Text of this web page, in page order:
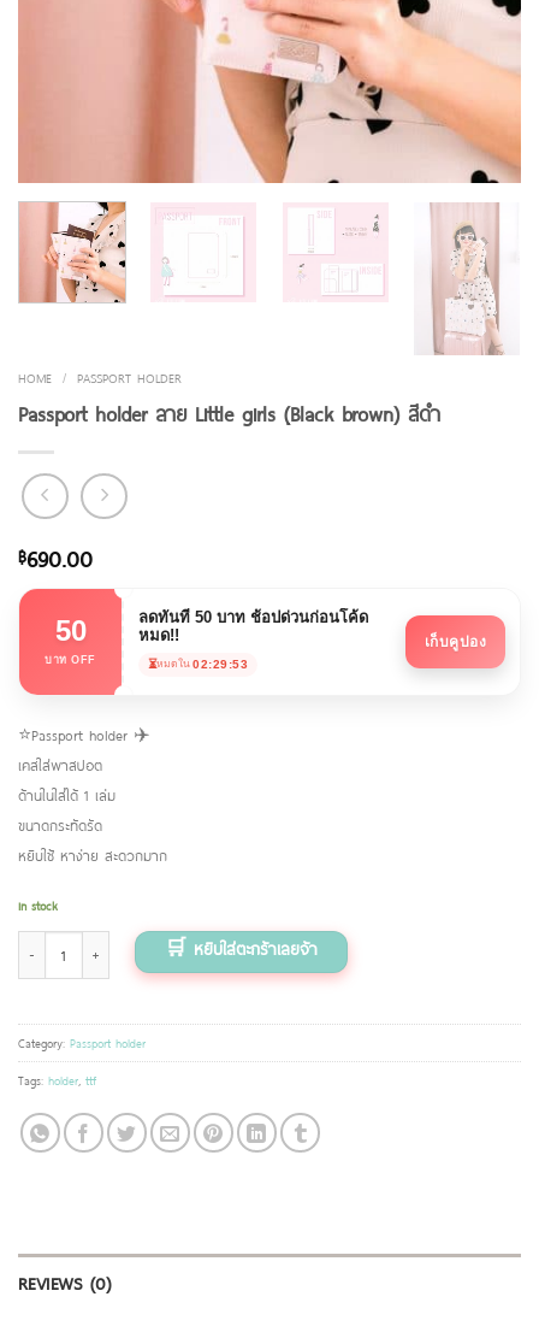
HOME / PASSPORT HOLDER
Passport holder ลาย Little girls (ฺฺฺBlack brown) สีดำ
฿690.00
50
บาท OFF
ลดทันที 50 บาท ช้อปด่วนก่อนโค้ด
หมด!!
⏳หมดใน 02:29:53
เก็บคูปอง
⭐️Passport holder ✈️
เคสใส่พาสปอต
ด้านในใส่ได้ 1 เล่ม
ขนาดกระทัดรัด
หยิบใช้ หาง่าย สะดวกมาก
In stock
Passport holder ลาย Little girls (ฺฺฺBlack brown) สีดำ quantity
Category: Passport holder
Tags: holder ttf
REVIEWS (0)